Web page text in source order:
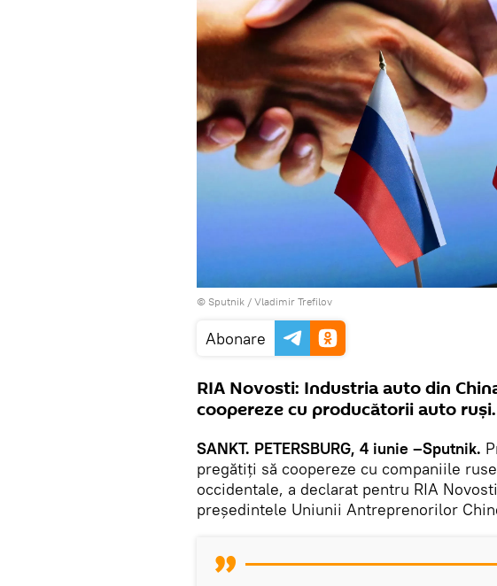
© Sputnik / Vladimir Trefilov
Abonare
RIA Novosti: Industria auto din
coopereze cu producătorii auto ruși.
SANKT. PETERSBURG, 4 iunie –Sputnik.
pregătiți să coopereze cu companiile
occidentale, a declarat pentru RIA
președintele Uniunii Antreprenorilor